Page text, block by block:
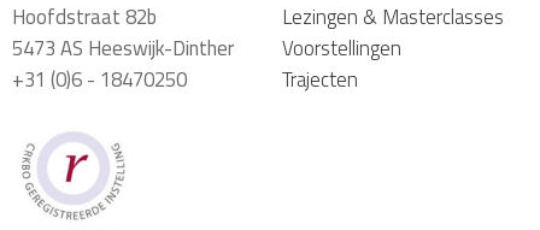
Hoofdstraat 82b
5473 AS Heeswijk-Dinther
+31 (0)6 - 18470250
Lezingen & Masterclasses
Voorstellingen
Trajecten